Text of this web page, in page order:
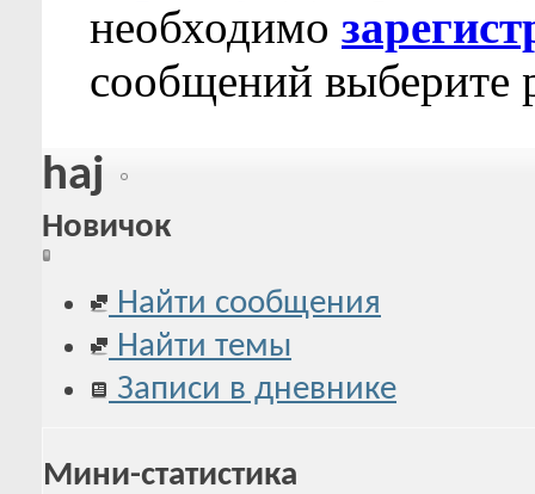
необходимо
сообщений выберите
haj
Новичок
Найти сообщения
Найти темы
Записи в дневнике
Мини-статистика